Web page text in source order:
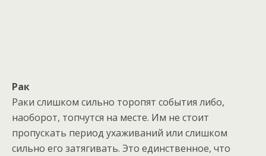
Рак
Раки слишком сильно торопят события либо,
наоборот, топчутся на месте. Им не стоит
пропускать период ухаживаний или слишком
сильно его затягивать. Это единственное, что